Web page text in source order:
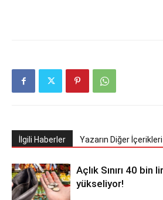
İlgili Haberler Yazarın Diğer İçerikleri
Açlık Sınırı 40 bin
yükseliyor!